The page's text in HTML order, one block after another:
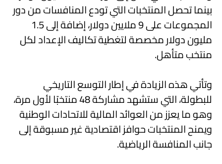
بينما تحصل المنتخبات التي تودع المنافسات من دور
المجموعات على 9 ملايين دولار، إضافة إلى 1.5
مليون دولار مخصصة لتغطية تكاليف الإعداد لكل
منتخب متأهل.
وتأتي هذه الزيادة في إطار التوسع التاريخي
للبطولة، التي ستشهد مشاركة 48 منتخبًا لأول مرة،
وهو ما يعزز من العوائد المالية للاتحادات الوطنية
ويمنح المنتخبات حوافز اقتصادية غير مسبوقة إلى
جانب المنافسة الرياضية.